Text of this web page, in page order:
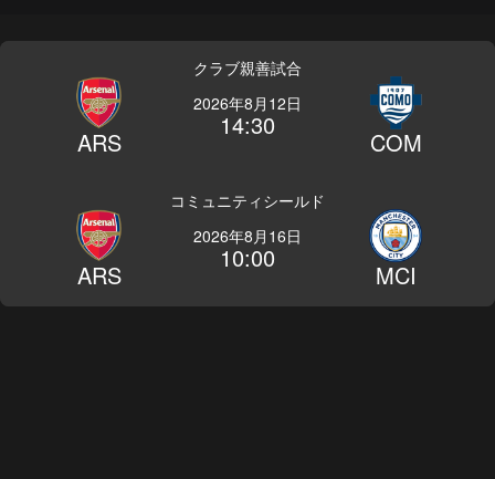
クラブ親善試合
ARS
2026年8月12日
14:30
COM
コミュニティシールド
ARS
2026年8月16日
10:00
MCI